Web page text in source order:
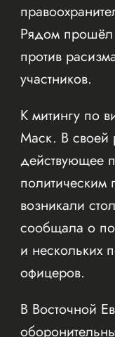
Рядом прошёл
против
участников.
К митингу по
Маск. В своей
действующее
возникали
сообщала о
и нескольких
офицеров.
В Восточной